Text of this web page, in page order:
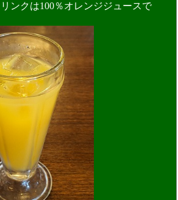
ンクは100％オレンジジュースで